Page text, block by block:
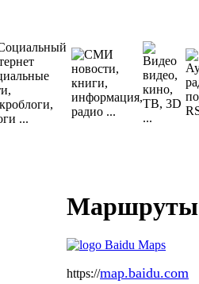
Маршруты
https://map.baidu.com